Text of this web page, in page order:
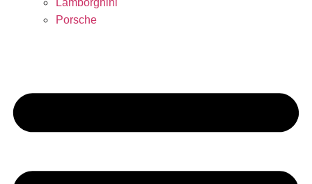
Lamborghini
Porsche